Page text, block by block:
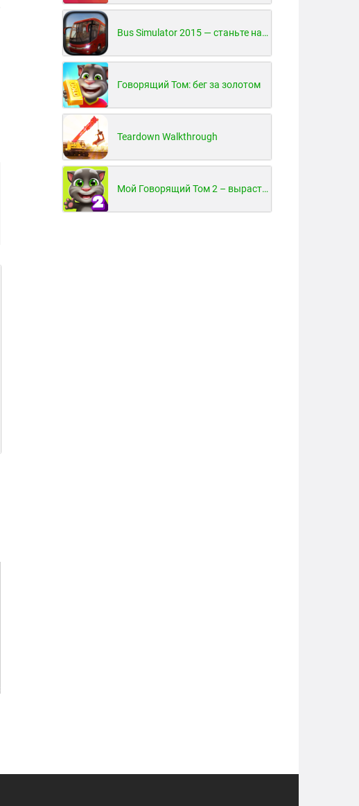
Bus Simulator 2015 — станьте настоящим водителем автобуса!
Говорящий Том: бег за золотом
Teardown Walkthrough
Мой Говорящий Том 2 – вырасти и воспитай своего котенка